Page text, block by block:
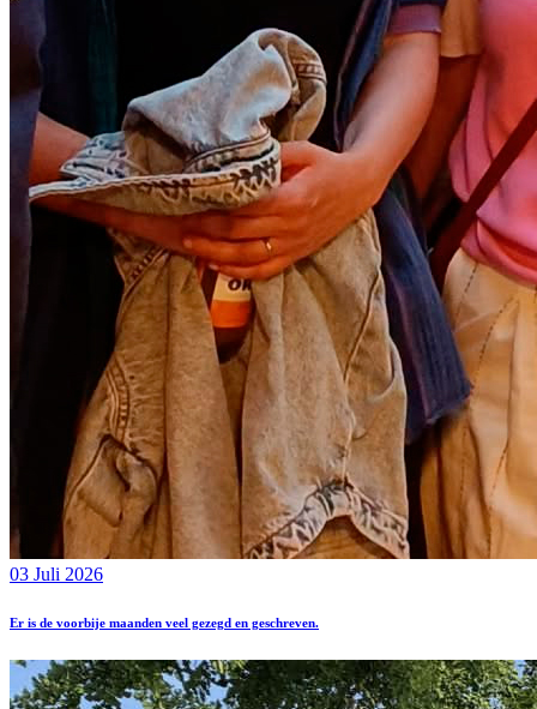
03 Juli 2026
Er is de voorbije maanden veel gezegd en geschreven.